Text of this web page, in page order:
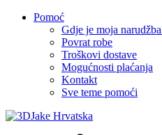
Pomoć
Gdje je moja
Povrat robe
Troškovi dostave
Mogućnosti plaćanja
Kontakt
Sve teme pomoći